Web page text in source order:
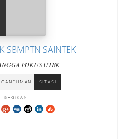
SBMPTN SAINTEK
FOKUS UTBK
SITASI
BAGIKAN: